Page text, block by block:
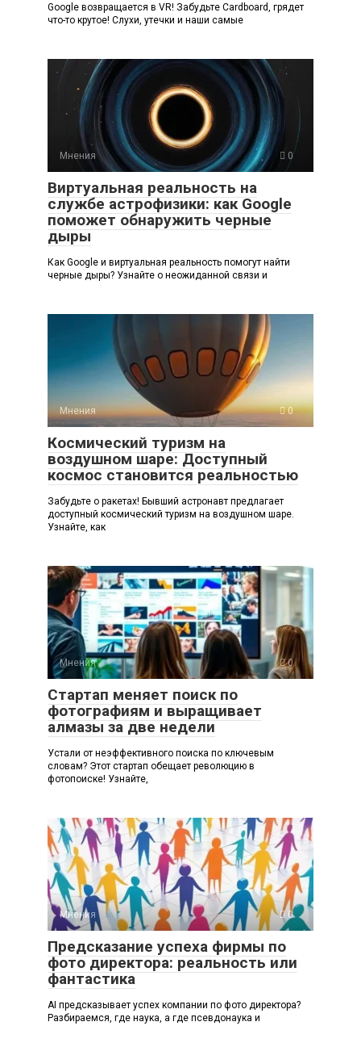
Google возвращается в VR! Забудьте Cardboard, грядет
что-то крутое! Слухи, утечки и наши самые
Мнения 0
Виртуальная реальность на
службе астрофизики: как Google
поможет обнаружить черные
дыры
Как Google и виртуальная реальность помогут найти
черные дыры? Узнайте о неожиданной связи и
Мнения 0
Космический туризм на
воздушном шаре: Доступный
космос становится реальностью
Забудьте о ракетах! Бывший астронавт предлагает
доступный космический туризм на воздушном шаре.
Узнайте, как
Мнения 0
Стартап меняет поиск по
фотографиям и выращивает
алмазы за две недели
Устали от неэффективного поиска по ключевым
словам? Этот стартап обещает революцию в
фотопоиске! Узнайте,
Мнения 0
Предсказание успеха фирмы по
фото директора: реальность или
фантастика
AI предсказывает успех компании по фото директора?
Разбираемся, где наука, а где псевдонаука и